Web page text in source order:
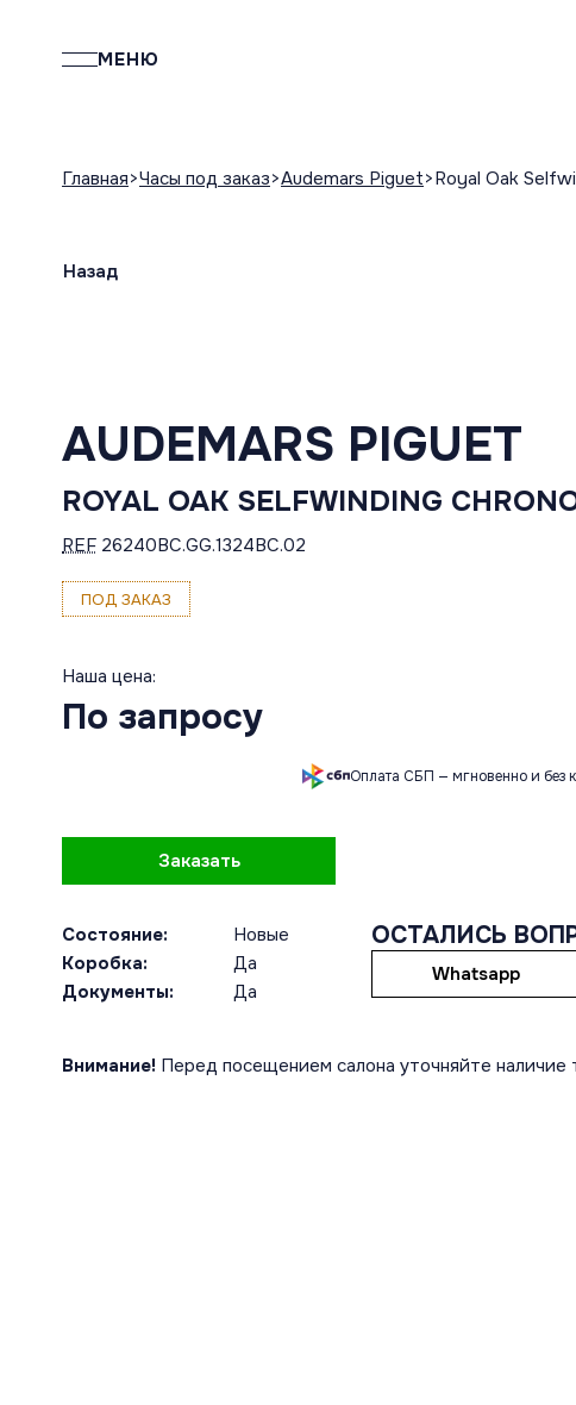
МЕНЮ
Главная Часы под заказ Audemars Piguet Royal Oak
Назад
AUDEMARS PIGUET
ROYAL OAK SELFWINDING
REF 26240BC.GG.1324BC.02
ПОД ЗАКАЗ
Наша цена:
По запросу
Оплата СБП — мгновенно и без
Заказать
Состояние:
Новые
Коробка:
Да
Документы:
Да
ОСТАЛИСЬ
Whatsapp
Внимание! Перед посещением салона уточняйте наличие